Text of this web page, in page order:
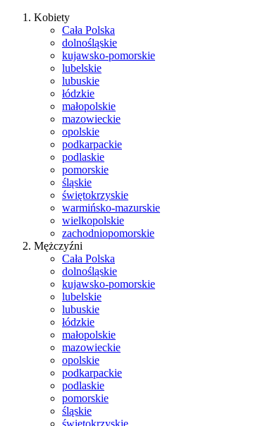
Kobiety
Cała Polska
dolnośląskie
kujawsko-pomorskie
lubelskie
lubuskie
łódzkie
małopolskie
mazowieckie
opolskie
podkarpackie
podlaskie
pomorskie
śląskie
świętokrzyskie
warmińsko-mazurskie
wielkopolskie
zachodniopomorskie
Mężczyźni
Cała Polska
dolnośląskie
kujawsko-pomorskie
lubelskie
lubuskie
łódzkie
małopolskie
mazowieckie
opolskie
podkarpackie
podlaskie
pomorskie
śląskie
świętokrzyskie